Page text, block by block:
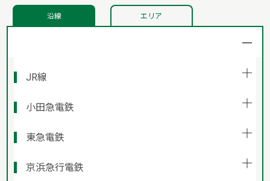
沿線 エリア
JR線
小田急電鉄
東急電鉄
京浜急行電鉄